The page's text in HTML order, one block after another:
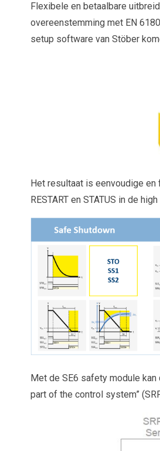
Flexibele en betaalbare
overeenstemming met EN
setup software van Stöber
Het resultaat is eenvoudige en
RESTART en STATUS in de
Met de SE6 safety module
part of the control system”